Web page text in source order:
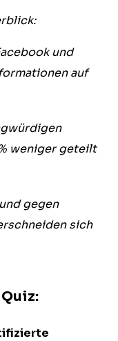
und
auf
weniger geteilt
gegen
sich